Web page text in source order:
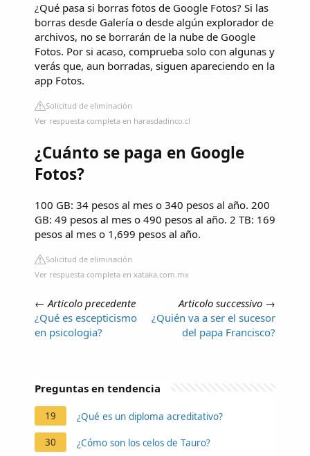
¿Qué pasa si borras fotos de Google Fotos? Si las
borras desde Galería o desde algún explorador de
archivos, no se borrarán de la nube de Google
Fotos. Por si acaso, comprueba solo con algunas y
verás que, aun borradas, siguen apareciendo en la
app Fotos.
Solicitud de eliminación
Ver respuesta completa en harasdadinco.cl
¿Cuánto se paga en Google
Fotos?
100 GB: 34 pesos al mes o 340 pesos al año. 200
GB: 49 pesos al mes o 490 pesos al año. 2 TB: 169
pesos al mes o 1,699 pesos al año.
Solicitud de eliminación
Ver respuesta completa en xataka.com.mx
← Articolo precedente
¿Qué es escepticismo
en psicologia?
Articolo successivo →
¿Quién va a ser el sucesor
del papa Francisco?
Preguntas en tendencia
19 ¿Qué es un diploma acreditativo?
30 ¿Cómo son los celos de Tauro?